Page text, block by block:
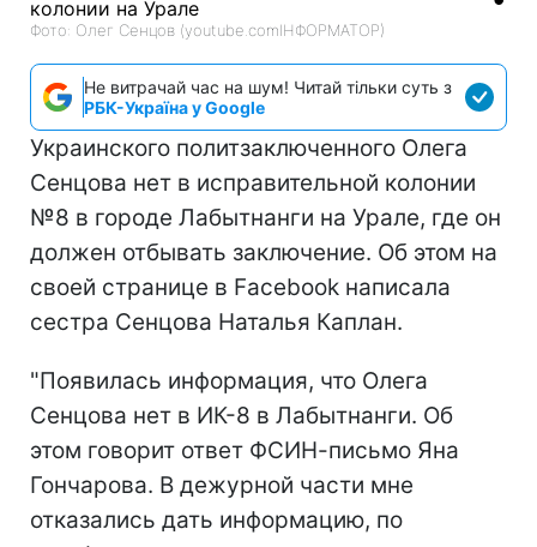
Фото: Олег Сенцов (youtube.comІНФОРМАТОР)
Не витрачай час на шум! Читай тільки суть з
РБК-Україна у Google
Украинского политзаключенного Олега
Сенцова нет в исправительной колонии
№8 в городе Лабытнанги на Урале, где он
должен отбывать заключение. Об этом на
своей странице в Facebook написала
сестра Сенцова Наталья Каплан.
"Появилась информация, что Олега
Сенцова нет в ИК-8 в Лабытнанги. Об
этом говорит ответ ФСИН-письмо Яна
Гончарова. В дежурной части мне
отказались дать информацию, по